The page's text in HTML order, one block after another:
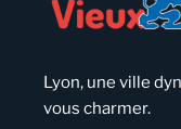
Lyon, une ville
vous charmer.